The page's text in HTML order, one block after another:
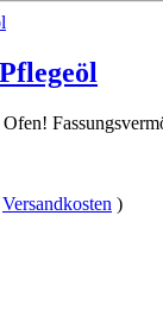
Versandkosten )